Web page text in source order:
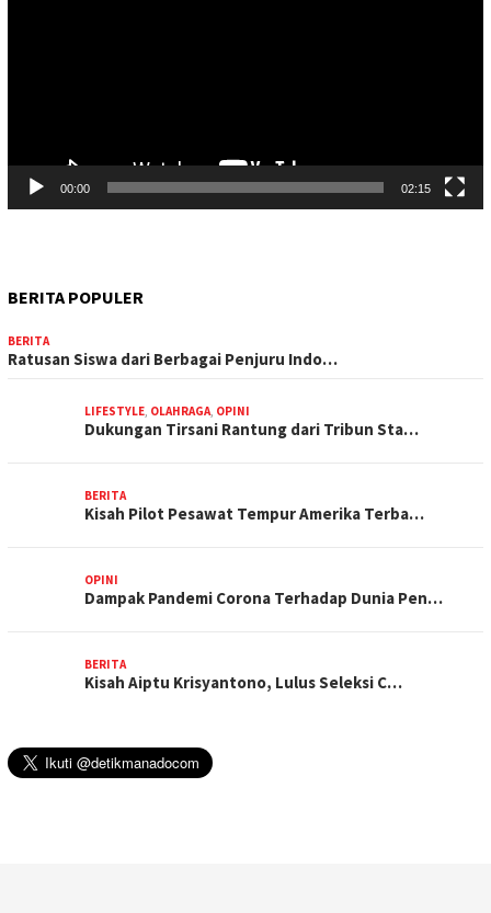
00:00 02:15
BERITA POPULER
BERITA
Ratusan Siswa dari Berbagai Penjuru Indo…
LIFESTYLE, OLAHRAGA, OPINI
Dukungan Tirsani Rantung dari Tribun Sta…
BERITA
Kisah Pilot Pesawat Tempur Amerika Terba…
OPINI
Dampak Pandemi Corona Terhadap Dunia Pen…
BERITA
Kisah Aiptu Krisyantono, Lulus Seleksi C…